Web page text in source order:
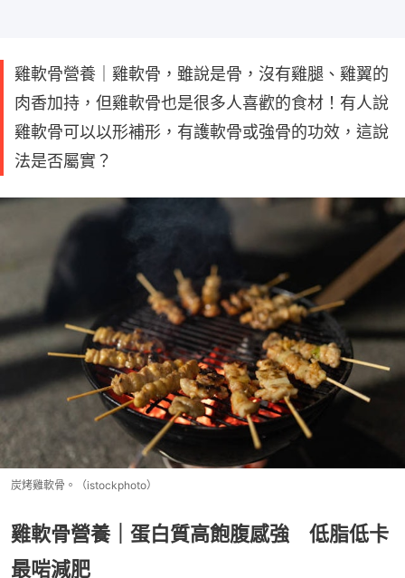
雞軟骨營養｜雞軟骨，雖說是骨，沒有雞腿、雞翼的
肉香加持，但雞軟骨也是很多人喜歡的食材！有人說
雞軟骨可以以形補形，有護軟骨或強骨的功效，這說
法是否屬實？
炭烤雞軟骨。（istockphoto）
雞軟骨營養｜蛋白質高飽腹感強 低脂低卡
最啱減肥